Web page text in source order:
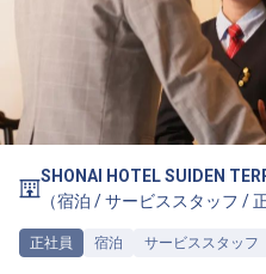
ご利用の流れ
よくある質問
ホテル・宿泊業界情報コ
無料 転職サポート
SHONAI HOTEL SUIDEN
（宿泊 /サービススタッフ /
正社員 宿泊 サービススタッフ